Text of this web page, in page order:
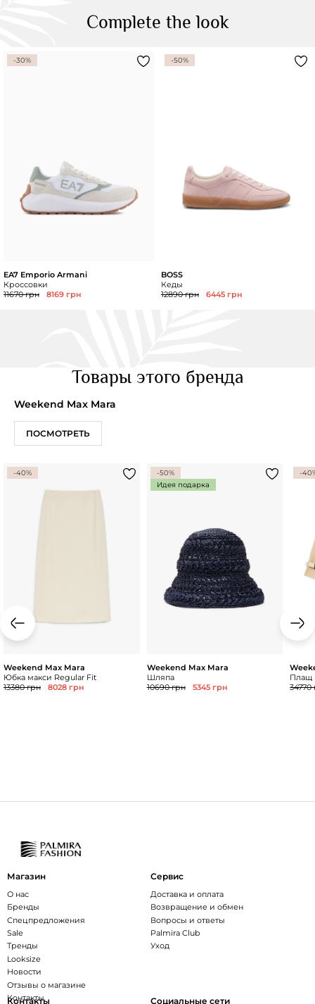
Complete the look
-30%
EA7 Emporio Armani
Кроссовки
11670 грн
8169 грн
-50%
BOSS
Кеды
12890 грн
6445 грн
Товары этого бренда
Weekend Max Mara
ПОСМОТРЕТЬ
-40%
Weekend Max Mara
Юбка макси Regular Fit
13380 грн
8028 грн
-50%
Идея подарка
Weekend Max Mara
Шляпа
10690 грн
5345 грн
-
Плащ
34770
Магазин
О нас
Бренды
Спецпредложения
Sale
Тренды
Looksize
Новости
Отзывы о магазине
Контакты
Сервис
Доставка и оплата
Возвращение и обмен
Вопросы и ответы
Palmira Club
Уход
Контакты Социальные сети